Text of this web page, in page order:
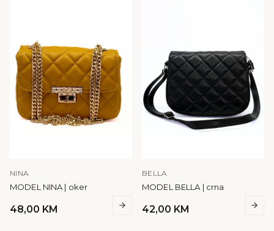
NINA
MODEL NINA | oker
48,00 KM
BELLA
MODEL BELLA | crna
42,00 KM